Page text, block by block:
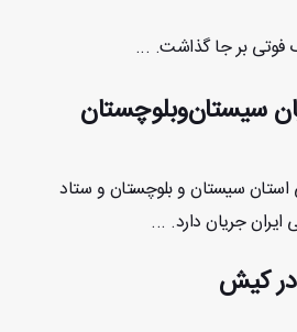
فوتی بر جا گذاشت. ...
سیستان‌وبلوچستان
استان سیستان و بلوچستان و ستاد
جریان دارد. ...
کیش